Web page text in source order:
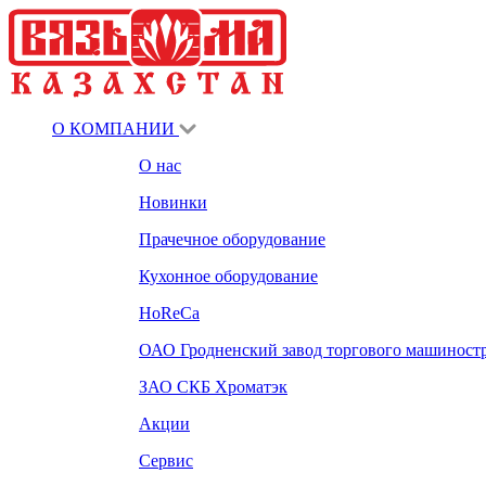
О КОМПАНИИ
О нас
Новинки
Прачечное оборудование
Кухонное оборудование
HoReCa
ОАО Гродненский завод торгового
ЗАО СКБ Хроматэк
Акции
Сервис